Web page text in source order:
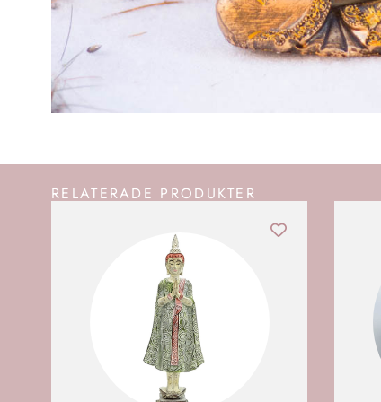
RELATERADE PRODUKTER